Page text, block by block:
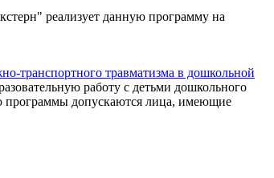
реализует данную программу на
транспортного травматизма в дошкольной
работу с детьми дошкольного
программы допускаются лица, имеющие